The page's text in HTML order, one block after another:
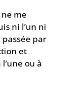
me
ni l’un ni
passée par
et
ou à